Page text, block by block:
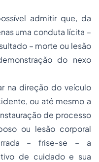
admitir que, da
uma conduta lícita –
– morte ou lesão
do nexo
na direção do veículo
ou até mesmo a
de processo
ou lesão corporal
– frise-se – a
de cuidado e sua